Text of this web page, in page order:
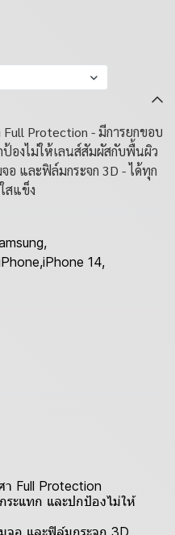
Protection - มีการยกขอบ
องไม่ให้เลนส์สัมผัสกับพื้นผิว
อ และฟิล์มกระจก 3D - ได้ทุก
สแข็ง
,
,iPhone 14,
Full Protection
ะแทก และปกป้องไม่ให้
จอ และฟิล์มกระจก 3D